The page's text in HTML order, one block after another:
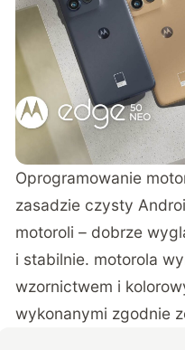
Oprogramowanie
zasadzie czysty
motoroli – dobrze
i stabilnie. motorola
wzornictwem i
wykonanymi zgodnie